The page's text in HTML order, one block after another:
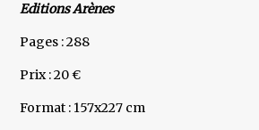
Editions Arènes
Pages : 288
Prix : 20 €
Format : 157x227 cm